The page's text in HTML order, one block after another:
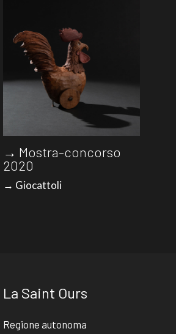
→ Mostra-concorso
2020
→ Giocattoli
La Saint Ours
Regione autonoma